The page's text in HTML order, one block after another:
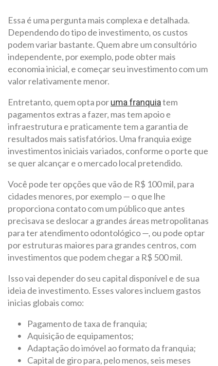
Essa é uma pergunta mais complexa e detalhada.
Dependendo do tipo de investimento, os custos
podem variar bastante. Quem abre um consultório
independente, por exemplo, pode obter mais
economia inicial, e começar seu investimento com um
valor relativamente menor.
Entretanto, quem opta poruma franquiatem
pagamentos extras a fazer, mas tem apoio e
infraestrutura e praticamente tem a garantia de
resultados mais satisfatórios. Uma franquia exige
investimentos iniciais variados, conforme o porte que
se quer alcançar e o mercado local pretendido.
Você pode ter opções que vão de R$ 100 mil, para
cidades menores, por exemplo — o que lhe
proporciona contato com um público que antes
precisava se deslocar a grandes áreas metropolitanas
para ter atendimento odontológico —, ou pode optar
por estruturas maiores para grandes centros, com
investimentos que podem chegar a R$ 500 mil.
Isso vai depender do seu capital disponível e de sua
ideia de investimento. Esses valores incluem gastos
inicias globais como:
Pagamento de taxa de franquia;
Aquisição de equipamentos;
Adaptação do imóvel ao formato da franquia;
Capital de giro para, pelo menos, seis meses